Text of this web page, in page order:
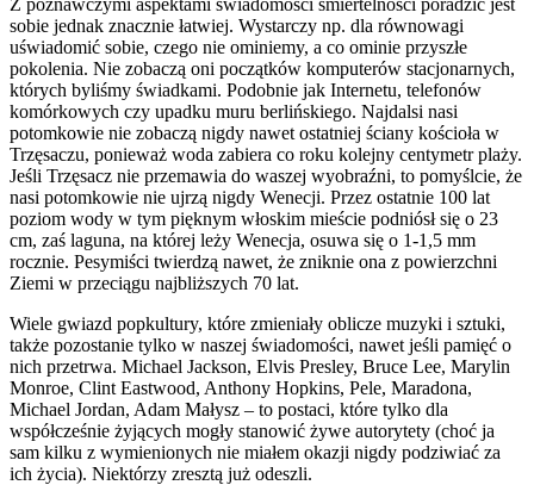
sobie jednak znacznie łatwiej. Wystarczy np. dla równowagi
uświadomić sobie, czego nie ominiemy, a co ominie przyszłe
pokolenia. Nie zobaczą oni początków komputerów stacjonarnych,
których byliśmy świadkami. Podobnie jak Internetu, telefonów
komórkowych czy upadku muru berlińskiego. Najdalsi nasi
potomkowie nie zobaczą nigdy nawet ostatniej ściany kościoła w
Trzęsaczu, ponieważ woda zabiera co roku kolejny centymetr plaży.
Jeśli Trzęsacz nie przemawia do waszej wyobraźni, to pomyślcie, że
nasi potomkowie nie ujrzą nigdy Wenecji. Przez ostatnie 100 lat
poziom wody w tym pięknym włoskim mieście podniósł się o 23
cm, zaś laguna, na której leży Wenecja, osuwa się o 1-1,5 mm
rocznie. Pesymiści twierdzą nawet, że zniknie ona z powierzchni
Ziemi w przeciągu najbliższych 70 lat.
Wiele gwiazd popkultury, które zmieniały oblicze muzyki i sztuki,
także pozostanie tylko w naszej świadomości, nawet jeśli pamięć o
nich przetrwa. Michael Jackson, Elvis Presley, Bruce Lee, Marylin
Monroe, Clint Eastwood, Anthony Hopkins, Pele, Maradona,
Michael Jordan, Adam Małysz – to postaci, które tylko dla
współcześnie żyjących mogły stanowić żywe autorytety (choć ja
sam kilku z wymienionych nie miałem okazji nigdy podziwiać za
ich życia). Niektórzy zresztą już odeszli.